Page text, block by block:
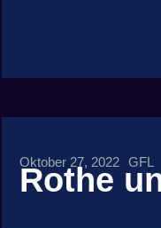
Oktober 27, 2022 GFL
Rothe